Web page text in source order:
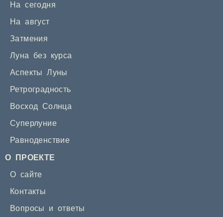
На сегодня
На август
Затмения
Луна без курса
Аспекты Луны
Ретроградность
Восход Солнца
Суперлуние
Равноденствие
О ПРОЕКТЕ
О сайте
Контакты
Вопросы и ответы